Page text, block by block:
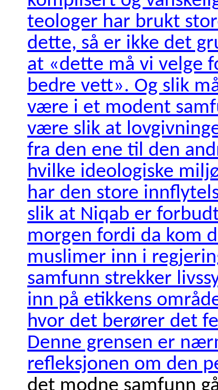
teologer har brukt
dette, så er ikke det
at «dette må vi velge
bedre vett». Og slik
være i et modent
være slik at
fra den ene til den
hvilke ideologiske
har den store
slik at Niqab er
morgen fordi da kom
muslimer inn i
samfunn strekker
inn på etikkens
hvor det berører det
Denne grensen er
refleksjonen om den
det modne samfunn